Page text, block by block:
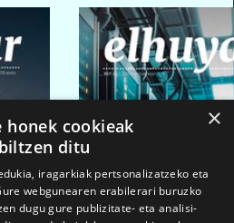
×
honek cookieak
ditu
iragarkiak pertsonalizatzeko eta
webgunearen erabilerari buruzko
dugu gure publizitate- eta analisi-